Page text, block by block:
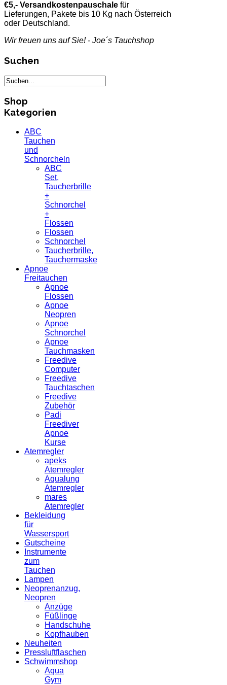
€5,- Versandkostenpauschale für
Lieferungen, Pakete bis 10 Kg nach Österreich
oder Deutschland.
Wir freuen uns auf Sie! - Joe´s Tauchshop
Suchen
Shop
Kategorien
ABC
Tauchen
und
Schnorcheln
ABC
Set,
Taucherbrille
+
Schnorchel
+
Flossen
Flossen
Schnorchel
Taucherbrille,
Tauchermaske
Apnoe
Freitauchen
Apnoe
Flossen
Apnoe
Neopren
Apnoe
Schnorchel
Apnoe
Tauchmasken
Freedive
Computer
Freedive
Tauchtaschen
Freedive
Zubehör
Padi
Freediver
Apnoe
Kurse
Atemregler
apeks
Atemregler
Aqualung
Atemregler
mares
Atemregler
Bekleidung
für
Wassersport
Gutscheine
Instrumente
zum
Tauchen
Lampen
Neoprenanzug,
Neopren
Anzüge
Füßlinge
Handschuhe
Kopfhauben
Neuheiten
Pressluftflaschen
Schwimmshop
Aqua
Gym